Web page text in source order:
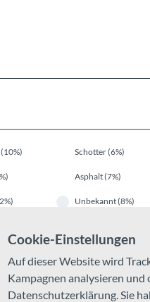
Schotter (6%)
Asphalt (7%)
Unbekannt (8%)
Cookie-Einstellungen
Auf dieser Website wird
Kampagnen analysieren
Datenschutzerklärung. Sie